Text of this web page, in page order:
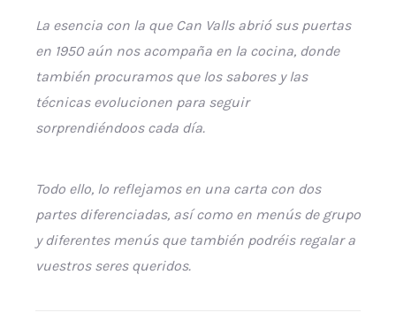
La esencia con la que Can Valls abrió sus puertas
en 1950 aún nos acompaña en la cocina, donde
también procuramos que los sabores y las
técnicas evolucionen para seguir
sorprendiéndoos cada día.
Todo ello, lo reflejamos en una carta con dos
partes diferenciadas, así como en menús de grupo
y diferentes menús que también podréis regalar a
vuestros seres queridos.